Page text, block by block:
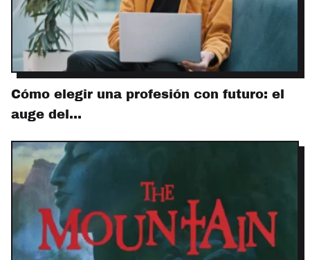
Cómo elegir una profesión con futuro: el
auge del…